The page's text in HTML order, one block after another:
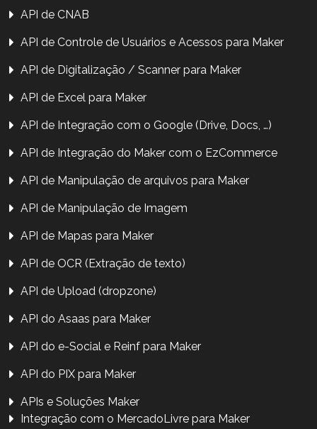
API de CNAB
API de Controle de Usuários e Acessos para Maker
API de Digitalização / Scanner para Maker
API de Excel para Maker
API de Integração com o Google (Drive, Docs, …)
API de Integração do Maker com o EzCommerce
API de Manipulação de arquivos para Maker
API de Manipulação de Imagem
API de Mapas para Maker
API de OCR (Extração de texto)
API de Upload (dropzone)
API do Asaas para Maker
API do e-Social e Reinf para Maker
API do PIX para Maker
APIs e Soluções Maker
Integração com o MercadoLivre para Maker